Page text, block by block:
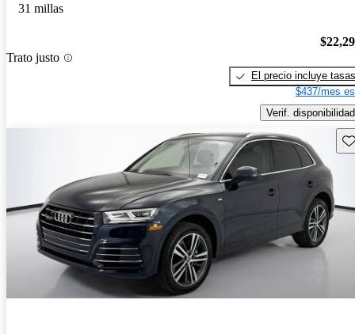
31 millas
Trato justo
El precio incluye tasas
$437/mes
Verif. disponibilidad